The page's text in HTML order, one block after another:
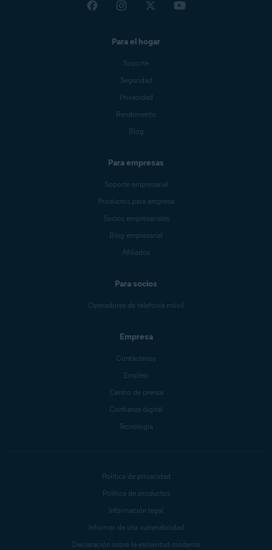
Para el hogar
Soporte
Seguridad
Privacidad
Rendimiento
Blog
Para empresas
Soporte empresarial
Productos para empresa
Socios empresariales
Blog empresarial
Afiliados
Para socios
Operadores de telefonía móvil
Empresa
Contáctenos
Empleo
Centro de prensa
Confianza digital
Tecnología
Política de privacidad
Política de productos
Información legal
Informar de una vulnerabilidad
Declaración sobre la esclavitud moderna